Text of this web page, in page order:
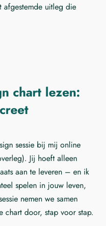
afgestemde uitleg die
chart lezen:
sessie bij mij online
Jij hoeft alleen
aan te leveren – en ik
spelen in jouw leven,
nemen we samen
chart door, stap voor stap.